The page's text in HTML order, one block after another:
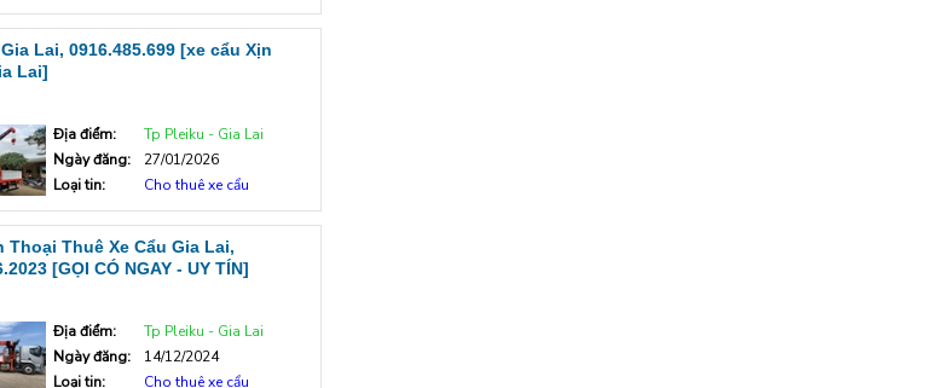
Lai, 0916.485.699 [xe cẩu Xịn
Lai]
Địa điểm:
Tp Pleiku - Gia Lai
Ngày đăng:
27/01/2026
Loại tin:
Cho thuê xe cẩu
Thoại Thuê Xe Cẩu Gia Lai,
[GỌI CÓ NGAY - UY TÍN]
Địa điểm:
Tp Pleiku - Gia Lai
Ngày đăng:
14/12/2024
Loại tin:
Cho thuê xe cẩu